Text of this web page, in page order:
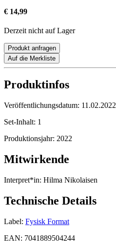
€ 14,99
Derzeit nicht auf Lager
Produkt anfragen
Auf die Merkliste
Produktinfos
Veröffentlichungsdatum: 11.02.2022
Set-Inhalt: 1
Produktionsjahr: 2022
Mitwirkende
Interpret*in: Hilma Nikolaisen
Technische Details
Label: Fysisk Format
EAN: 7041889504244